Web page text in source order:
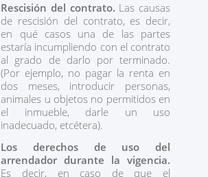
Rescisión del contrato. Las causas
de rescisión del contrato, es decir,
en qué casos una de las partes
estaría incumpliendo con el contrato
al grado de darlo por terminado.
(Por ejemplo, no pagar la renta en
dos meses, introducir personas,
animales u objetos no permitidos en
el inmueble, darle un uso
inadecuado, etcétera).
Los derechos de uso del
arrendador durante la vigencia.
Es decir, en caso de que el